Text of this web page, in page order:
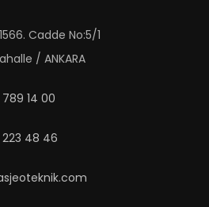
Cadde No:5/1
/ ANKARA
14 00
48 46